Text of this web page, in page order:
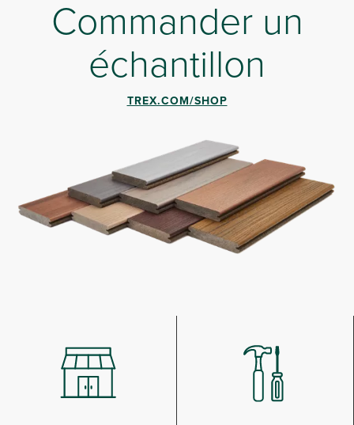
Commander un
échantillon
TREX.COM/SHOP